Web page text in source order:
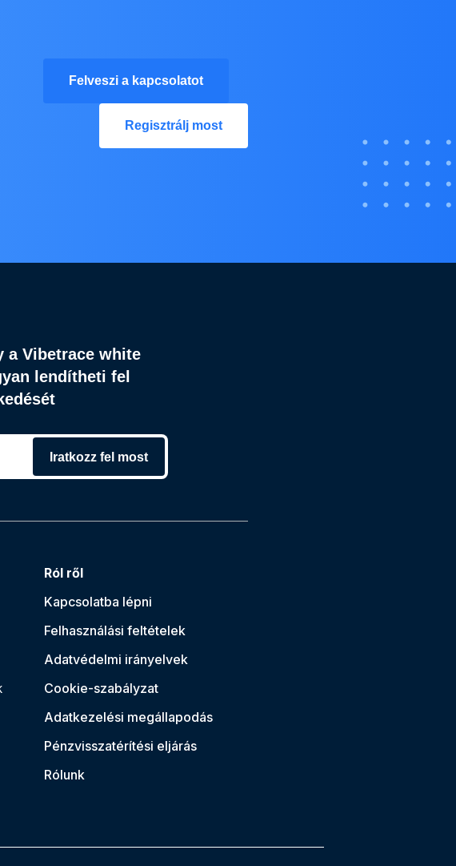
Felveszi a kapcsolatot
Regisztrálj most
a Vibetrace white
lendítheti fel
Iratkozz fel most
Ról ről
Kapcsolatba lépni
Felhasználási feltételek
Adatvédelmi irányelvek
Cookie-szabályzat
Adatkezelési megállapodás
Pénzvisszatérítési eljárás
Rólunk